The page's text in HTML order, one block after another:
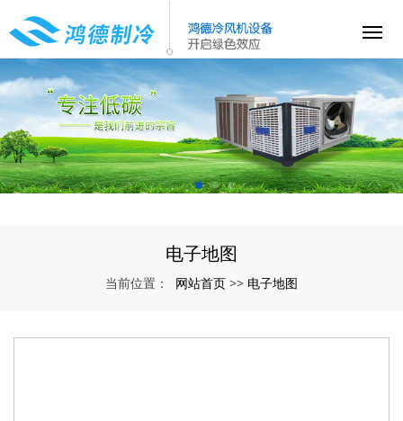
电子地图
当前位置： 网站首页 >> 电子地图